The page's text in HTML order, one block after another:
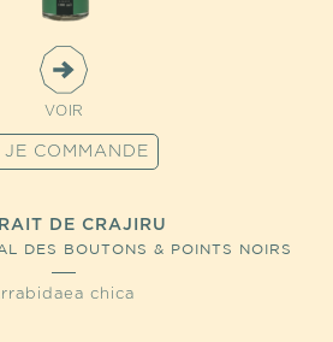
VOIR
JE COMMANDE
DE CRAJIRU
DES BOUTONS & POINTS NOIRS
chica